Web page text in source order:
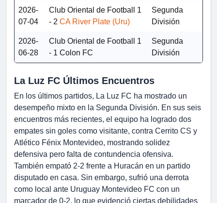
2026-
07-04
Club Oriental de Football
1
- 2 CA River Plate (Uru)
Segunda
División
2026-
06-28
Club Oriental de Football
1
- 1 Colon FC
Segunda
División
La Luz FC Últimos Encuentros
En los últimos partidos, La Luz FC ha mostrado un
desempeño mixto en la Segunda División. En sus seis
encuentros más recientes, el equipo ha logrado dos
empates sin goles como visitante, contra Cerrito CS y
Atlético Fénix Montevideo, mostrando solidez
defensiva pero falta de contundencia ofensiva.
También empató 2-2 frente a Huracán en un partido
disputado en casa. Sin embargo, sufrió una derrota
como local ante Uruguay Montevideo FC con un
marcador de 0-2, lo que evidenció ciertas debilidades